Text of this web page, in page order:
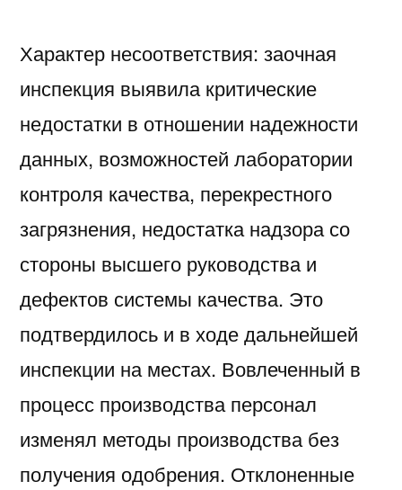
Характер несоответствия: заочная
инспекция выявила критические
недостатки в отношении надежности
данных, возможностей лаборатории
контроля качества, перекрестного
загрязнения, недостатка надзора со
стороны высшего руководства и
дефектов системы качества. Это
подтвердилось и в ходе дальнейшей
инспекции на местах. Вовлеченный в
процесс производства персонал
изменял методы производства без
получения одобрения. Отклоненные